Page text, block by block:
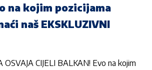
na kojim pozicijama
naš EKSKLUZIVNI
OSVAJA CIJELI BALKAN! Evo na kojim